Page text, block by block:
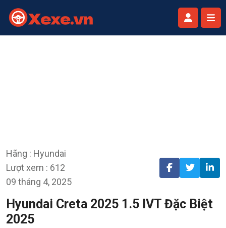
Hãng : Hyundai
Lượt xem : 612
09 tháng 4, 2025
Hyundai Creta 2025 1.5 IVT Đặc Biệt
2025